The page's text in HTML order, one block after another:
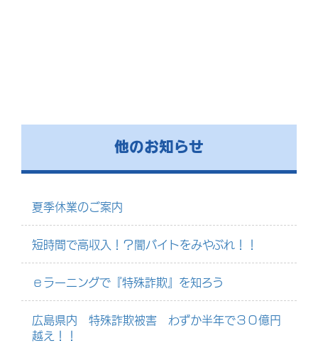
他のお知らせ
夏季休業のご案内
短時間で高収入！？闇バイトをみやぶれ！！
ｅラーニングで『特殊詐欺』を知ろう
広島県内 特殊詐欺被害 わずか半年で３０億円
越え！！